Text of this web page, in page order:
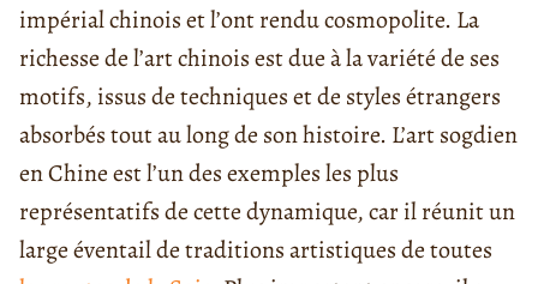
impérial chinois et l’ont rendu cosmopolite. La
richesse de l’art chinois est due à la variété de ses
motifs, issus de techniques et de styles étrangers
absorbés tout au long de son histoire. L’art sogdien
en Chine est l’un des exemples les plus
représentatifs de cette dynamique, car il réunit un
large éventail de traditions artistiques de toutes